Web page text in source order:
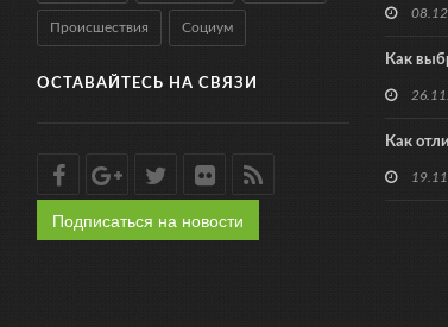
Происшествия Социум
ОСТАВАЙТЕСЬ НА СВЯЗИ
Подписаться на новости
Как
Как